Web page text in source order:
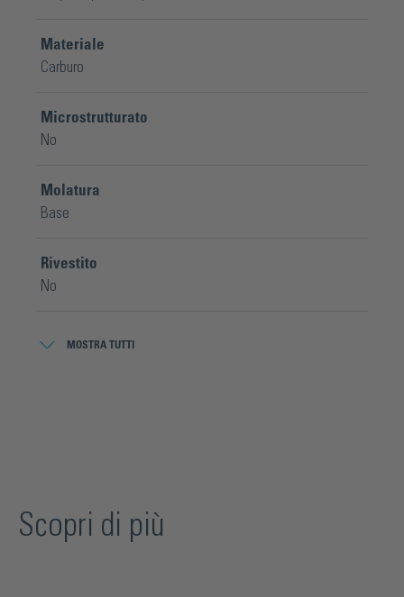
Materiale
Carburo
Microstrutturato
No
Molatura
Base
Rivestito
No
MOSTRA TUTTI
Scopri di più